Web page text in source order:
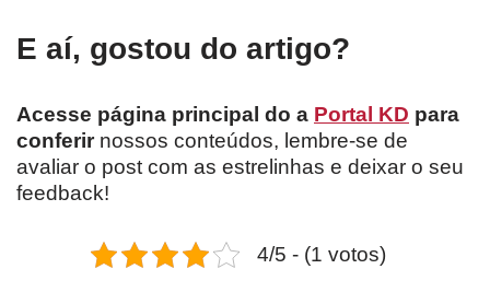
E aí, gostou do artigo?
Acesse página principal do a Portal KD para
conferirnossos conteúdos, lembre-se de
avaliar o post com as estrelinhas e deixar o seu
feedback!
4/5 - (1 votos)